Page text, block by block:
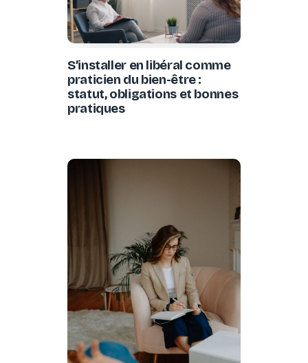
S’installer en libéral comme
praticien du bien-être :
statut, obligations et bonnes
pratiques